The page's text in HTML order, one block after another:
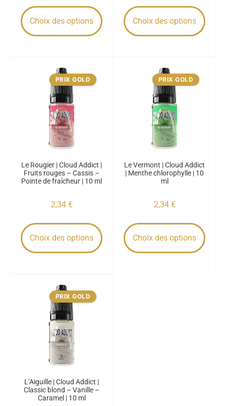
Choix des options Choix des options
PRIX GOLD
Le Rougier | Cloud Addict |
Fruits rouges – Cassis –
Pointe de fraîcheur | 10 ml
2,34 €
Choix des options
PRIX GOLD
Le Vermont | Cloud Addict
| Menthe chlorophylle | 10
ml
2,34 €
Choix des options
PRIX GOLD
L’Aiguille | Cloud Addict |
Classic blond – Vanille –
Caramel | 10 ml